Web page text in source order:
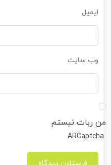
ایمیل
وب‌ سایت
من ربات نیستم
ARCaptcha